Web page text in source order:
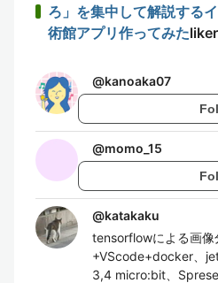
ろ」を集中して解説する
術館アプリ作ってみた
@kanoaka07
@momo_15
@katakaku
tensorflowによる画
+VScode+docker、
3,4 micro:bit、